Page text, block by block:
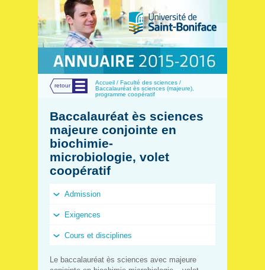
retour Menu
Accueil / Faculté des sciences /
Baccalauréat ès sciences (majeure),
programme coopératif
Baccalauréat ès sciences
majeure conjointe en
biochimie-
microbiologie, volet
coopératif
Admission
Exigences
Cours et disciplines
Le baccalauréat ès sciences avec majeure